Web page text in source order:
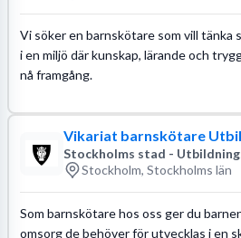
Vi söker en barnskötare som vill
i en miljö där kunskap, lärande och
nå framgång.
Vikariat barnskötare
Stockholms stad -
Stockholm, Stockholms län
Som barnskötare hos oss ger du
omsorg de behöver för utvecklas i en